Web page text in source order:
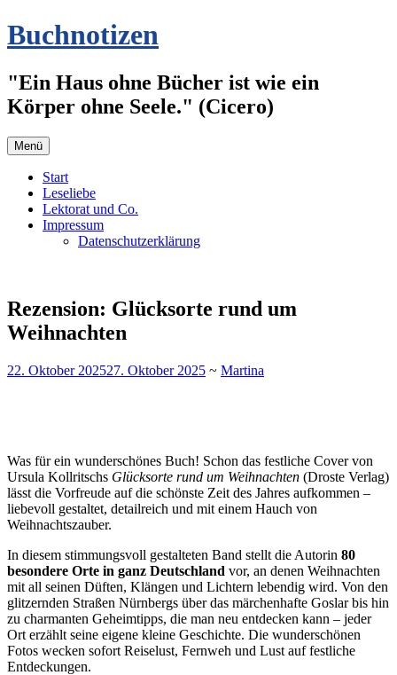
Zum
Inhalt
Buchnotizen
"Ein Haus ohne Bücher ist wie ein
Körper ohne Seele." (Cicero)
Menü
Start
Leseliebe
Lektorat und Co.
Impressum
Datenschutzerklärung
Rezension: Glücksorte rund um
Weihnachten
22. Oktober 202527. Oktober 2025 ~ Martina
Was für ein wunderschönes Buch! Schon das festliche Cover von
Ursula Kollritschs Glücksorte rund um Weihnachten (Droste Verlag)
lässt die Vorfreude auf die schönste Zeit des Jahres aufkommen –
liebevoll gestaltet, detailreich und mit einem Hauch von
Weihnachtszauber.
In diesem stimmungsvoll gestalteten Band stellt die Autorin 80
besondere Orte in ganz Deutschland vor, an denen Weihnachten
mit all seinen Düften, Klängen und Lichtern lebendig wird. Von den
glitzernden Straßen Nürnbergs über das märchenhafte Goslar bis hin
zu charmanten Geheimtipps, die man neu entdecken kann – jeder
Ort erzählt seine eigene kleine Geschichte. Die wunderschönen
Fotos wecken sofort Reiselust, Fernweh und Lust auf festliche
Entdeckungen.